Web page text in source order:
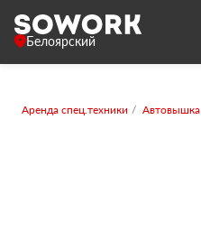
Белоярский
Аренда спец.техники Автовышка